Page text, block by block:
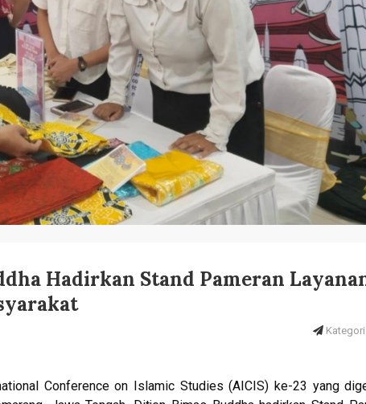
Hadirkan Stand Pameran
Conference on Islamic Studies (AICIS) ke-23 yang